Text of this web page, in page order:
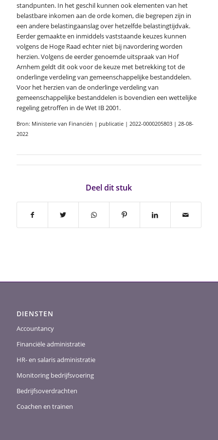
standpunten. In het geschil kunnen ook elementen van het
belastbare inkomen aan de orde komen, die begrepen zijn in
een andere belastingaanslag over hetzelfde belastingtijdvak.
Eerder gemaakte en inmiddels vaststaande keuzes kunnen
volgens de Hoge Raad echter niet bij navordering worden
herzien. Volgens de eerder genoemde uitspraak van Hof
Arnhem geldt dit ook voor de keuze met betrekking tot de
onderlinge verdeling van gemeenschappelijke bestanddelen.
Voor het herzien van de onderlinge verdeling van
gemeenschappelijke bestanddelen is bovendien een wettelijke
regeling getroffen in de Wet IB 2001.
Bron: Ministerie van Financiën | publicatie | 2022-0000205803 | 28-08-
2022
Deel dit stuk
DIENSTEN
Accountancy
Financiële administratie
HR- en salaris administratie
Monitoring bedrijfsvoering
Bedrijfsoverdrachten
Coachen en trainen